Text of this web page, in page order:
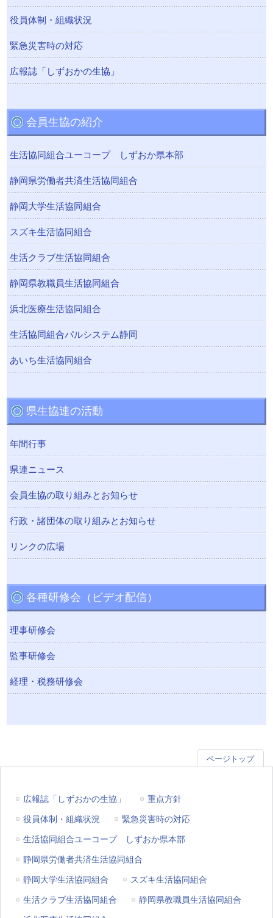
役員体制・組織状況
緊急災害時の対応
広報誌「しずおかの生協」
会員生協の紹介
生活協同組合ユーコープ しずおか県本部
静岡県労働者共済生活協同組合
静岡大学生活協同組合
スズキ生活協同組合
生活クラブ生活協同組合
静岡県教職員生活協同組合
浜北医療生活協同組合
生活協同組合パルシステム静岡
あいち生活協同組合
県生協連の活動
年間行事
県連ニュース
会員生協の取り組みとお知らせ
行政・諸団体の取り組みとお知らせ
リンクの広場
各種研修会（ビデオ配信）
理事研修会
監事研修会
経理・税務研修会
ページトップ
広報誌「しずおかの生協」 重点方針
役員体制・組織状況 緊急災害時の対応
生活協同組合ユーコープ しずおか県本部
静岡県労働者共済生活協同組合
静岡大学生活協同組合 スズキ生活協同組合
生活クラブ生活協同組合 静岡県教職員生活協同組合